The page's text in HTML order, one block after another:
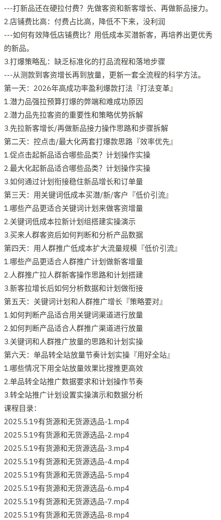
---打新品还在硬拉付费？先做客资和新客增长、再做新品接力。
2.店铺费比高：付费占比高，降低不下来，没利润
---如何有效降低店铺费比？用低成本买潜新客，再培养出更优秀
的新品。
3.打爆策略乱：缺乏标准化的打品流程和落地步骤
---从测款到客资增长再到放量，更新一套全流程的科学方法。
第一天：2026年高成功率盈利爆款打法『打法变革』
1.潜力品强拉预算打爆的弊端和难成功原因
2.潜力品先拉客资的重要性和策略优势拆解
3.先拉新客增长/再做新品接力操作思路和步骤拆解
第二天：控点击/最大化两套打爆款思路『效率优先』
1.促点击起新品适合哪些品类？计划操作实操
2.最大化起新品适合哪些品类？计划操作实操
3.如何通过计划衔接稳住新品增长和订单量
第三天：用关键词低成本买潜/新/客户『低价引流』
1.哪些产品更适合关键词计划来做客资增量
2.关键词低成本拉新计划组搭建实操演示
3.买来人群客资后如何判断和分析产品数据
第四天：用人群推广低成本扩大流量规模『低价引流』
1.哪些产品更适合人群推广计划做新客增量
2.人群推广拉人群新客操作思路和计划搭建
3.新客拉增长后如何分析数据和计划做衔接
第五天：关键词计划和人群推广增长『策略要对』
1.如何判断产品适合用关键词渠道进行放量
2.如何判断产品适合人群推广渠道进行放量
3.关键词和人群推广放量的思路和计划实操
第六天：单品转全站放量节奏计划实操『用好全站』
1.哪些情况下用全站放量效果比搜推更高效
2.单品转全站推广数据要求和计划操作节奏
3.转全站推广计划设置实操演示和数据分析
课程目录：
2025.5.19有货源和无货源选品-1.mp4
2025.5.19有货源和无货源选品-2.mp4
2025.5.19有货源和无货源选品-3.mp4
2025.5.19有货源和无货源选品-4.mp4
2025.5.19有货源和无货源选品-5.mp4
2025.5.19有货源和无货源选品-6.mp4
2025.5.19有货源和无货源选品-7.mp4
2025.5.19有货源和无货源选品-8.mp4